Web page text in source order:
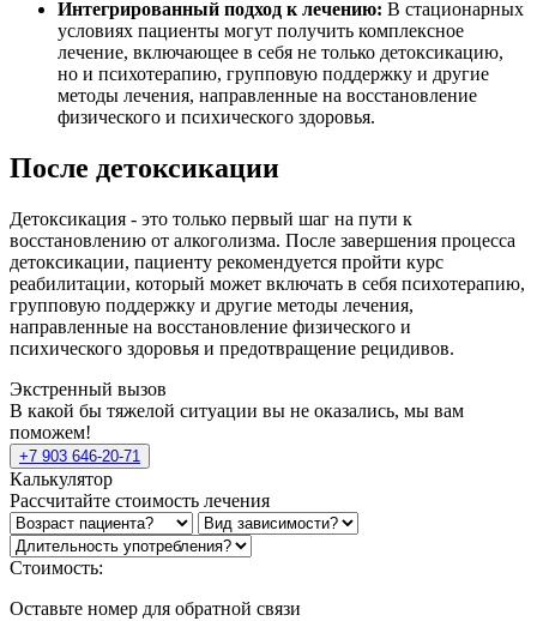
Интегрированный подход к лечению: В стационарных
условиях пациенты могут получить комплексное
лечение, включающее в себя не только детоксикацию,
но и психотерапию, групповую поддержку и другие
методы лечения, направленные на восстановление
физического и психического здоровья.
После детоксикации
Детоксикация - это только первый шаг на пути к
восстановлению от алкоголизма. После завершения процесса
детоксикации, пациенту рекомендуется пройти курс
реабилитации, который может включать в себя психотерапию,
групповую поддержку и другие методы лечения,
направленные на восстановление физического и
психического здоровья и предотвращение рецидивов.
Экстренный вызов
В какой бы тяжелой ситуации вы не оказались, мы вам
поможем!
+7 903 646-20-71
Калькулятор
Рассчитайте стоимость лечения
Стоимость:
Оставьте номер для обратной связи